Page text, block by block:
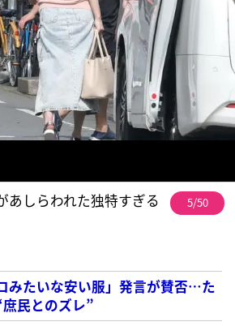
あしらわれた独特すぎる
5/50
みたいな安い服」発言が賛否…た
民とのズレ”